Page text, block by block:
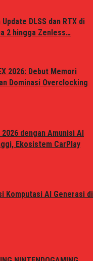
DLSS dan RTX di
2 hingga Zenless…
2026: Debut Memori
Dominasi Overclocking
2026 dengan Amunisi AI
Ekosistem CarPlay
Komputasi AI Generasi di